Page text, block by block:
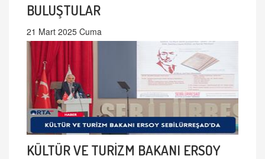
BULUŞTULAR
21 Mart 2025 Cuma
KÜLTÜR VE TURİZM BAKANI ERSOY